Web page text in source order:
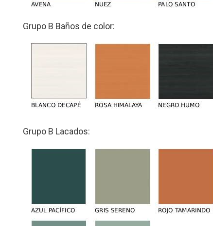
Grupo B Baños de color:
Grupo B Lacados: